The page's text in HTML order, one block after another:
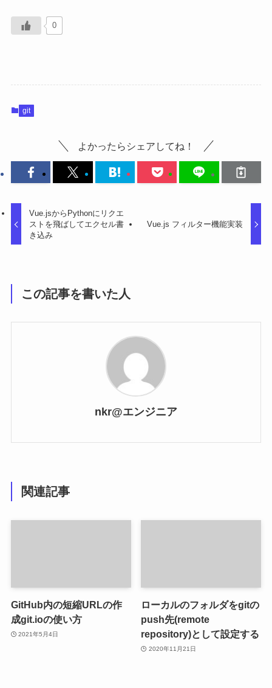
0
git
よかったらシェアしてね！
Vue.jsからPythonにリクエ
ストを飛ばしてエクセル書
き込み
Vue.js フィルター機能実装
この記事を書いた人
nkr@エンジニア
関連記事
GitHub内の短縮URLの作
成git.ioの使い方
2021年5月4日
ローカルのフォルダをgitの
push先(remote
repository)として設定する
2020年11月21日